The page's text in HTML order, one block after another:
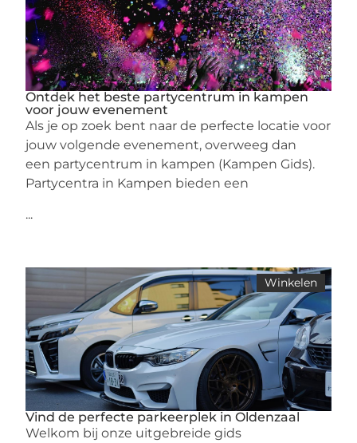
Ontdek het beste partycentrum in kampen
voor jouw evenement
Als je op zoek bent naar de perfecte locatie voor
jouw volgende evenement, overweeg dan
een partycentrum in kampen (Kampen Gids).
Partycentra in Kampen bieden een
...
Winkelen
Vind de perfecte parkeerplek in Oldenzaal
Welkom bij onze uitgebreide gids